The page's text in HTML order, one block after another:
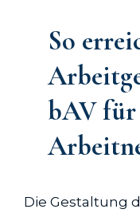
So
bAV
Die Gestaltung